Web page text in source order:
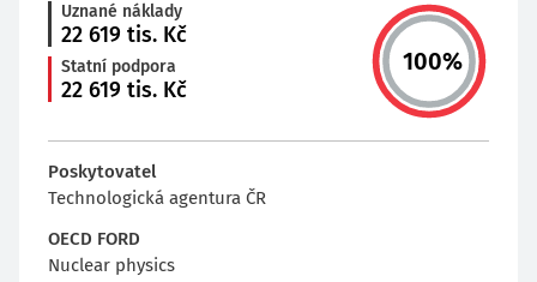
Uznané náklady
22 619 tis. Kč
Statní podpora
22 619 tis. Kč
100%
Poskytovatel
Technologická agentura ČR
OECD FORD
Nuclear physics